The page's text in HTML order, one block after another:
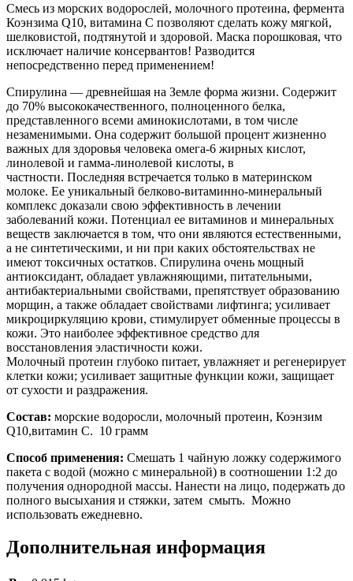
Смесь из морских водорослей, молочного протеина, фермента
Коэнзима Q10, витамина С позволяют сделать кожу мягкой,
шелковистой, подтянутой и здоровой. Маска порошковая, что
исключает наличие консервантов! Разводится
непосредственно перед применением!
Спирулина — древнейшая на Земле форма жизни. Содержит
до 70% высококачественного, полноценного белка,
представленного всеми аминокислотами, в том числе
незаменимыми. Она содержит большой процент жизненно
важных для здоровья человека омега-6 жирных кислот,
линолевой и гамма-линолевой кислоты, в
частности. Последняя встречается только в материнском
молоке. Ее уникальный белково-витаминно-минеральный
комплекс доказали свою эффективность в лечении
заболеваний кожи. Потенциал ее витаминов и минеральных
веществ заключается в том, что они являются естественными,
а не синтетическими, и ни при каких обстоятельствах не
имеют токсичных остатков. Спирулина очень мощный
антиоксидант, обладает увлажняющими, питательными,
антибактериальными свойствами, препятствует образованию
морщин, а также обладает свойствами лифтинга; усиливает
микроциркуляцию крови, стимулирует обменные процессы в
кожи. Это наиболее эффективное средство для
восстановления эластичности кожи.
Молочный протеин глубоко питает, увлажняет и регенерирует
клетки кожи; усиливает защитные функции кожи, защищает
от сухости и раздражения.
Состав: морские водоросли, молочный протеин, Коэнзим
Q10,витамин С. 10 грамм
Способ применения: Смешать 1 чайную ложку содержимого
пакета с водой (можно с минеральной) в соотношении 1:2 до
получения однородной массы. Нанести на лицо, подержать до
полного высыхания и стяжки, затем смыть. Можно
использовать ежедневно.
Дополнительная информация